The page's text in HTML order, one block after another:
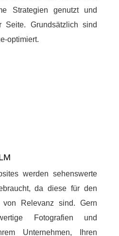
Strategien genutzt und
Grundsätzlich sind
optimiert.
werden sehenswerte
da diese für den
von Relevanz sind. Gern
Fotografien und
Unternehmen, Ihren